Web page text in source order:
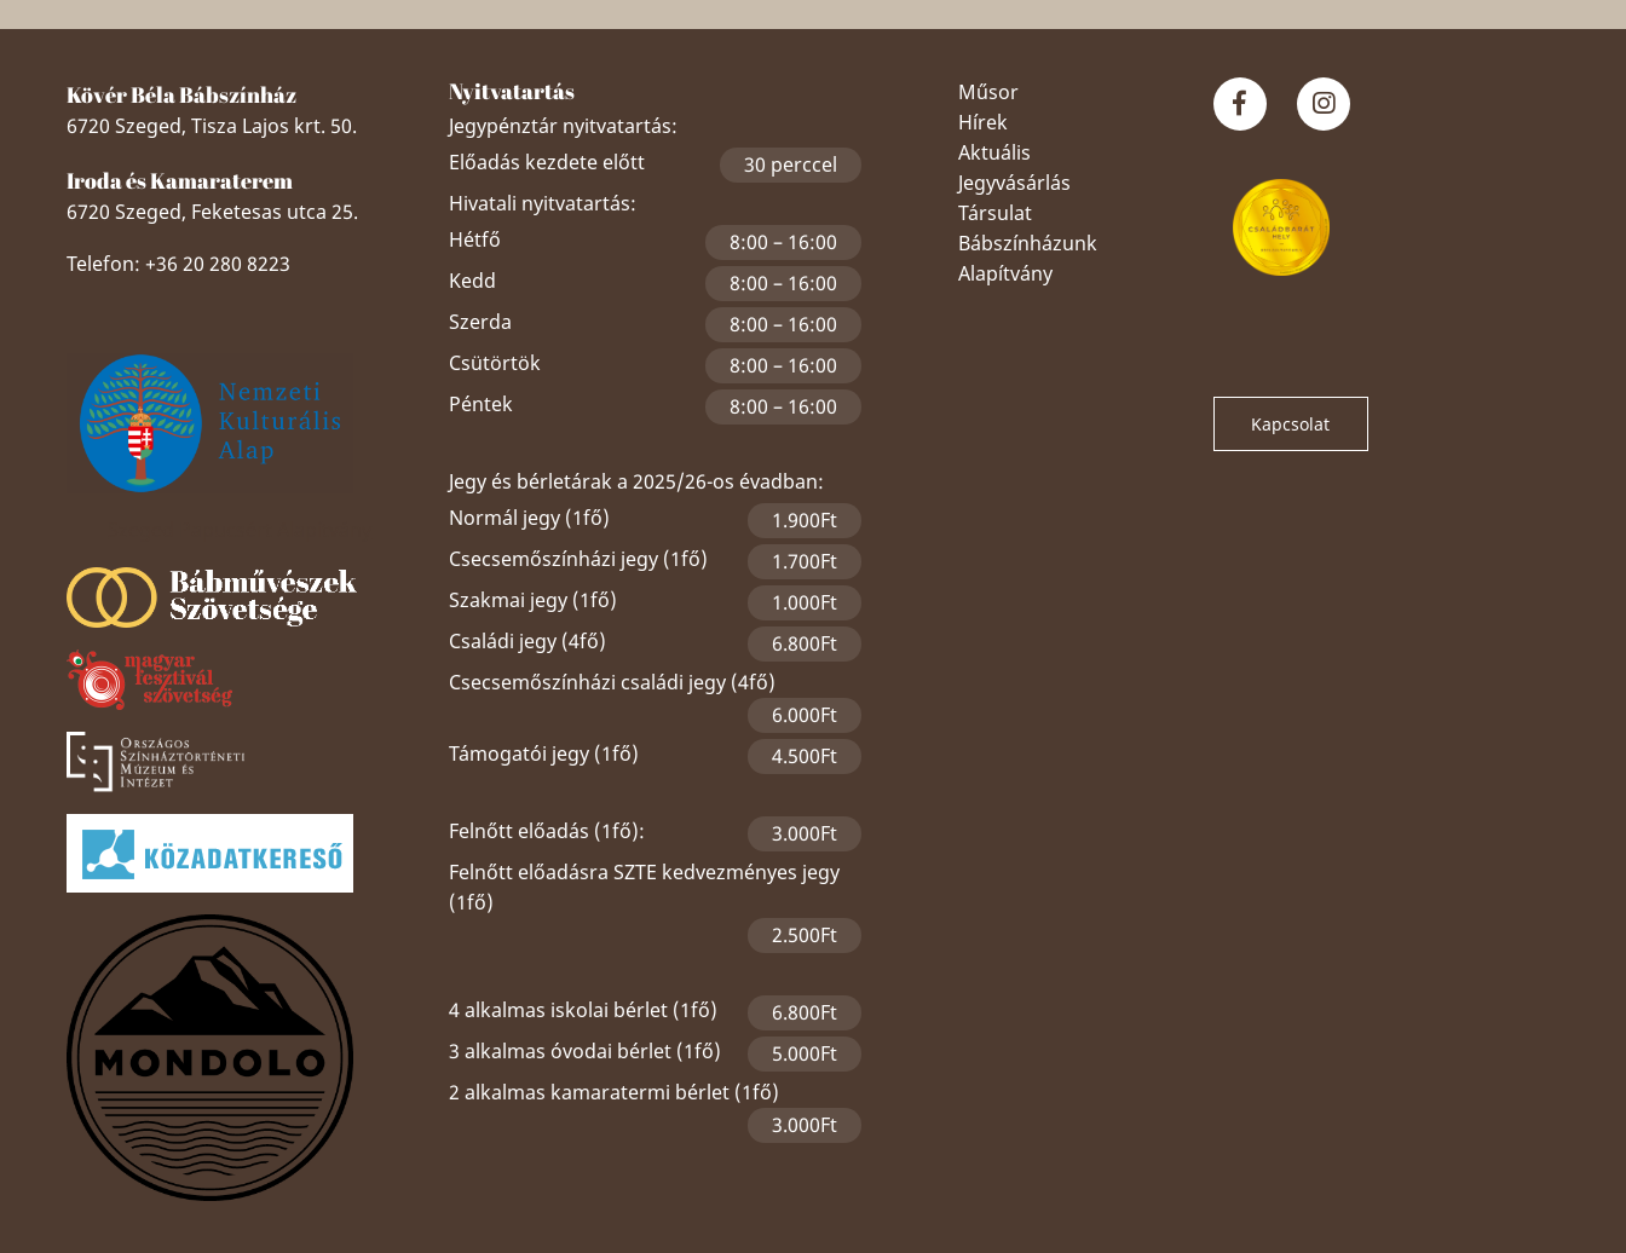
Kövér Béla Bábszínház
6720 Szeged, Tisza Lajos krt. 50.
Iroda és Kamaraterem
6720 Szeged, Feketesas utca 25.
Telefon: +36 20 280 8223
Nyitvatartás
Jegypénztár nyitvatartás:
Előadás kezdete előtt
30 perccel
Hivatali nyitvatartás:
Hétfő
8:00 – 16:00
Kedd
8:00 – 16:00
Szerda
8:00 – 16:00
Csütörtök
8:00 – 16:00
Péntek
8:00 – 16:00
Jegy és bérletárak a 2025/26-os évadban:
Normál jegy (1fő)
1.900Ft
Csecsemőszínházi jegy (1fő)
1.700Ft
Szakmai jegy (1fő)
1.000Ft
Családi jegy (4fő)
6.800Ft
Csecsemőszínházi családi jegy (4fő)
6.000Ft
Támogatói jegy (1fő)
4.500Ft
Felnőtt előadás (1fő):
3.000Ft
Felnőtt előadásra SZTE kedvezményes jegy
(1fő)
2.500Ft
4 alkalmas iskolai bérlet (1fő)
6.800Ft
3 alkalmas óvodai bérlet (1fő)
5.000Ft
2 alkalmas kamaratermi bérlet (1fő)
3.000Ft
Műsor
Hírek
Aktuális
Jegyvásárlás
Társulat
Bábszínházunk
Alapítvány
Kapcsolat